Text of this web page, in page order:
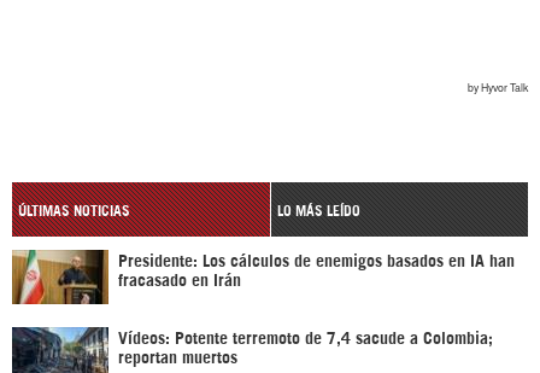
ÚLTIMAS NOTICIAS LO MÁS LEÍDO
Presidente: Los cálculos de enemigos basados en IA han
fracasado en Irán
Vídeos: Potente terremoto de 7,4 sacude a Colombia;
reportan muertos